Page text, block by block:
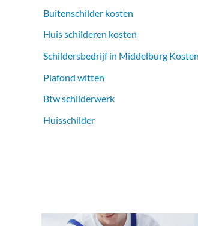
Buitenschilder kosten
Huis schilderen kosten
Schildersbedrijf in Middelburg
Plafond witten
Btw schilderwerk
Huisschilder